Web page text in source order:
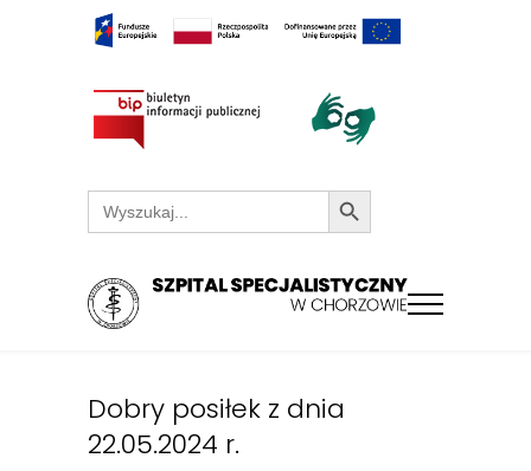
Search
for:
Search Button
Dobry posiłek z dnia
22.05.2024 r.